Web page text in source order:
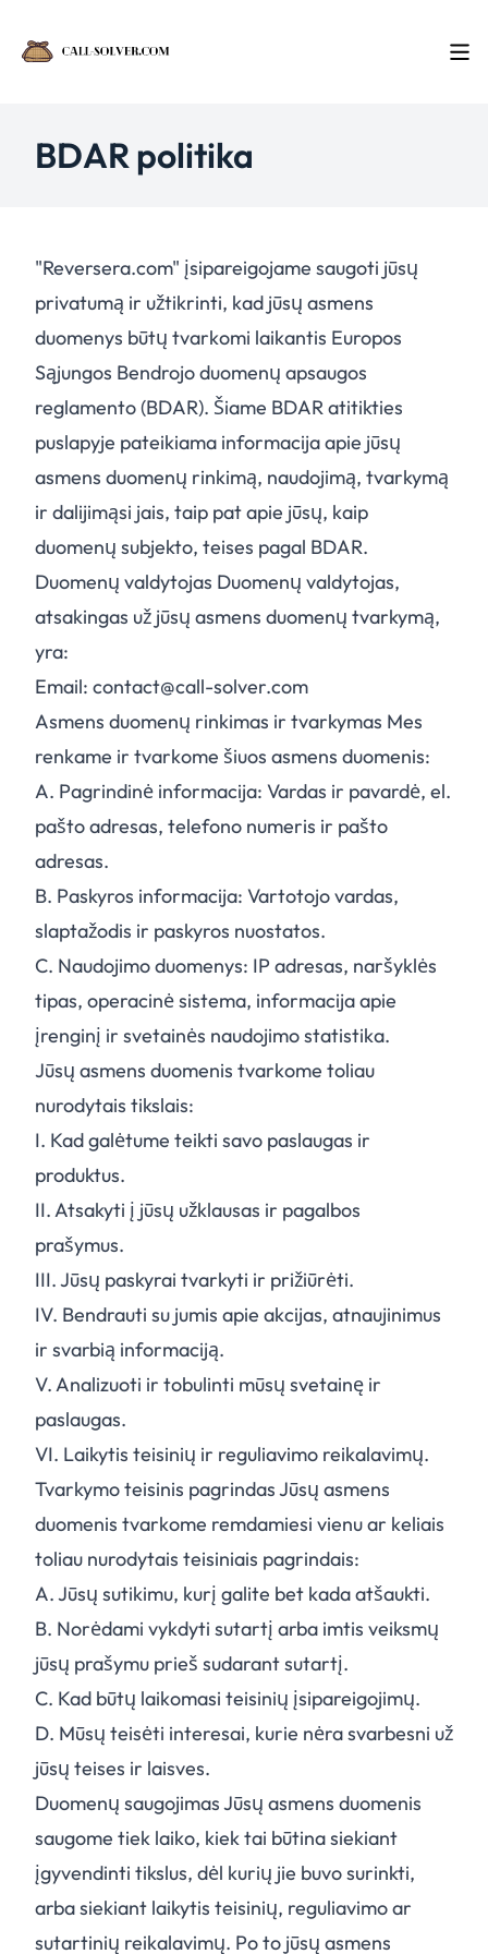
BDAR politika
"Reversera.com" įsipareigojame saugoti jūsų
privatumą ir užtikrinti, kad jūsų asmens
duomenys būtų tvarkomi laikantis Europos
Sąjungos Bendrojo duomenų apsaugos
reglamento (BDAR). Šiame BDAR atitikties
puslapyje pateikiama informacija apie jūsų
asmens duomenų rinkimą, naudojimą, tvarkymą
ir dalijimąsi jais, taip pat apie jūsų, kaip
duomenų subjekto, teises pagal BDAR.
Duomenų valdytojas Duomenų valdytojas,
atsakingas už jūsų asmens duomenų tvarkymą,
yra:
Email: contact@call-solver.com
Asmens duomenų rinkimas ir tvarkymas Mes
renkame ir tvarkome šiuos asmens duomenis:
A. Pagrindinė informacija: Vardas ir pavardė, el.
pašto adresas, telefono numeris ir pašto
adresas.
B. Paskyros informacija: Vartotojo vardas,
slaptažodis ir paskyros nuostatos.
C. Naudojimo duomenys: IP adresas, naršyklės
tipas, operacinė sistema, informacija apie
įrenginį ir svetainės naudojimo statistika.
Jūsų asmens duomenis tvarkome toliau
nurodytais tikslais:
I. Kad galėtume teikti savo paslaugas ir
produktus.
II.Atsakyti į jūsų užklausas ir pagalbos
prašymus.
III.Jūsų paskyrai tvarkyti ir prižiūrėti.
IV. Bendrauti su jumis apie akcijas, atnaujinimus
ir svarbią informaciją.
V.Analizuoti ir tobulinti mūsų svetainę ir
paslaugas.
VI. Laikytis teisinių ir reguliavimo reikalavimų.
Tvarkymo teisinis pagrindas Jūsų asmens
duomenis tvarkome remdamiesi vienu ar keliais
toliau nurodytais teisiniais pagrindais:
A.Jūsų sutikimu, kurį galite bet kada atšaukti.
B. Norėdami vykdyti sutartį arba imtis veiksmų
jūsų prašymu prieš sudarant sutartį.
C. Kad būtų laikomasi teisinių įsipareigojimų.
D. Mūsų teisėti interesai, kurie nėra svarbesni už
jūsų teises ir laisves.
Duomenų saugojimas Jūsų asmens duomenis
saugome tiek laiko, kiek tai būtina siekiant
įgyvendinti tikslus, dėl kurių jie buvo surinkti,
arba siekiant laikytis teisinių, reguliavimo ar
sutartinių reikalavimų. Po to jūsų asmens